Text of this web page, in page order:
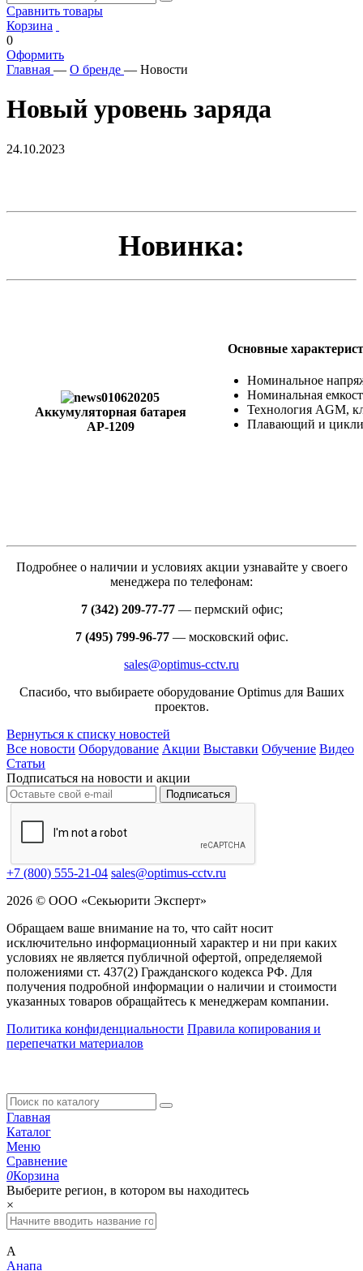
Сравнить товары
Корзина
0
Оформить
Главная — О бренде — Новости
Новый уровень заряда
24.10.2023
Новинка:
Аккумуляторная батарея
AP-1209
Основные
Номинальное
Номинальная
Технология AGM,
Плавающий и
Подробнее о наличии и условиях акции узнавайте у своего
менеджера по телефонам:
7 (342) 209-77-77 — пермский офис;
7 (495) 799-96-77— московский офис.
sales@optimus-cctv.ru
Спасибо, что выбираете оборудование Optimus для Ваших
проектов.
Вернуться к списку новостей
Все новости Оборудование Акции Выставки Обучение Видео
Статьи
Подписаться на новости и акции
Подписаться
+7 (800) 555-21-04 sales@optimus-cctv.ru
2026 © ООО «Секьюрити Эксперт»
Обращаем ваше внимание на то, что сайт носит
исключительно информационный характер и ни при каких
условиях не является публичной офертой, определяемой
положениями ст. 437(2) Гражданского кодекса РФ. Для
получения подробной информации о наличии и стоимости
указанных товаров обращайтесь к менеджерам компании.
Политика конфиденциальности Правила копирования и
перепечатки материалов
Главная
Каталог
Меню
Сравнение
0Корзина
Выберите регион, в котором вы находитесь
×
А
Анапа